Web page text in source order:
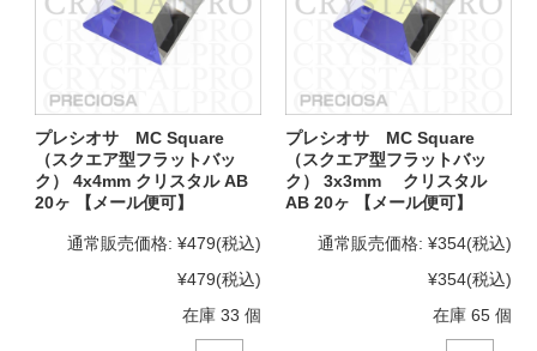
プレシオサ MC Square
（スクエア型フラットバッ
ク） 4x4mm クリスタル AB
20ヶ 【メール便可】
通常販売価格: ¥479(税込)
¥479(税込)
在庫 33 個
プレシオサ MC Square
（スクエア型フラットバッ
ク） 3x3mm クリスタル
AB 20ヶ 【メール便可】
通常販売価格: ¥354(税込)
¥354(税込)
在庫 65 個